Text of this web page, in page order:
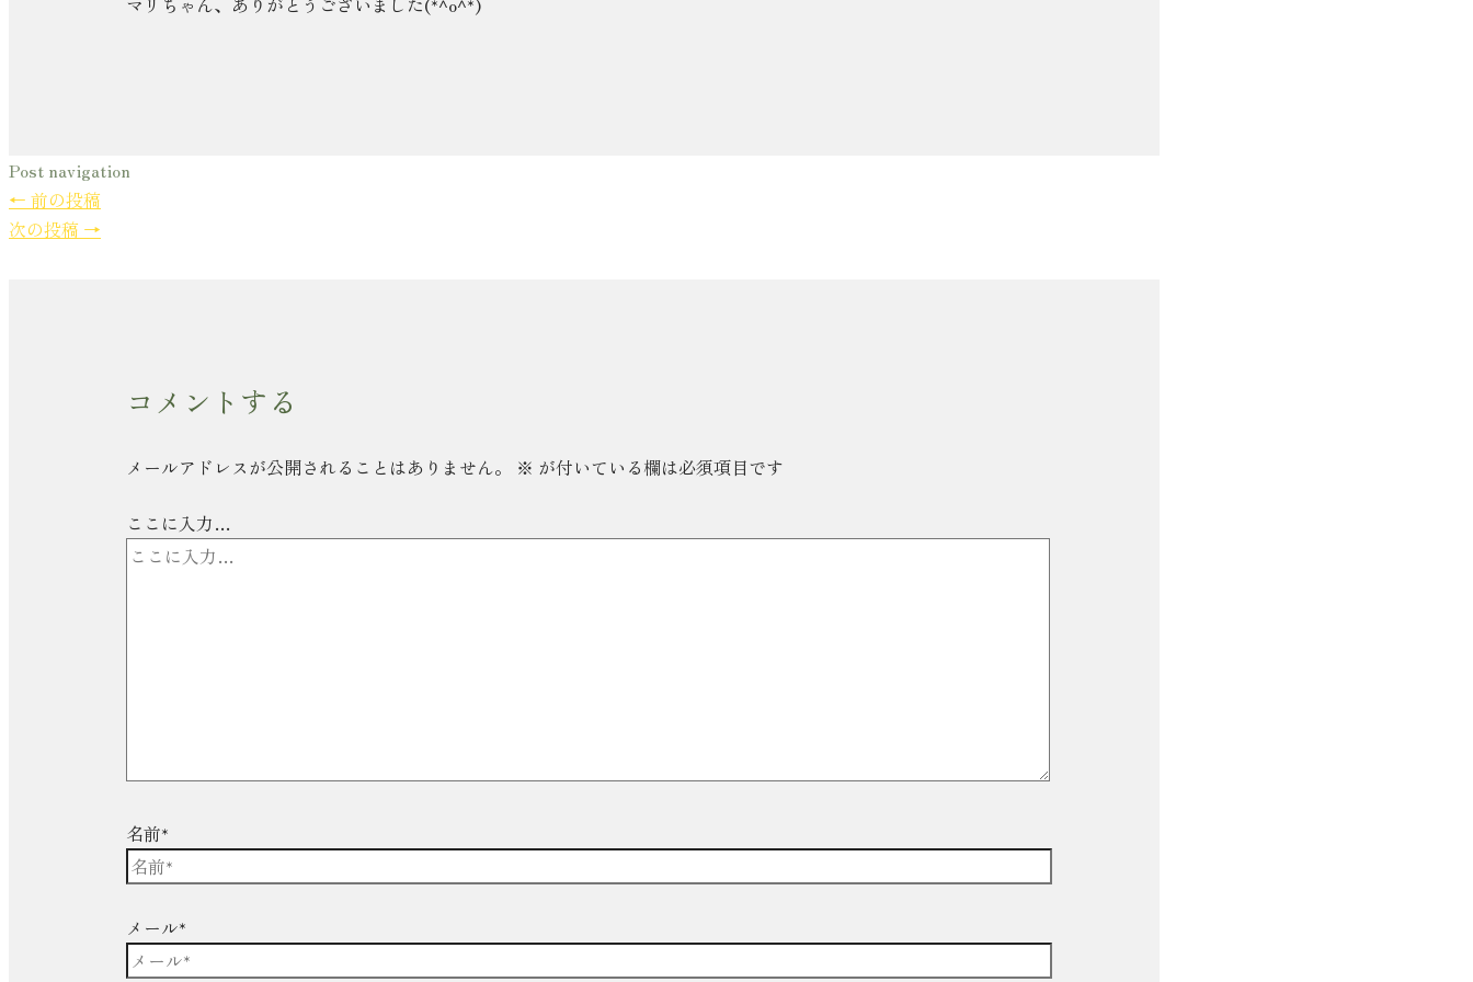
Post navigation
← 前の投稿
次の投稿 →
コメントする
メールアドレスが公開されることはありません。 ※ が付いている欄は必須項目です
ここに入力…
名前*
メール*